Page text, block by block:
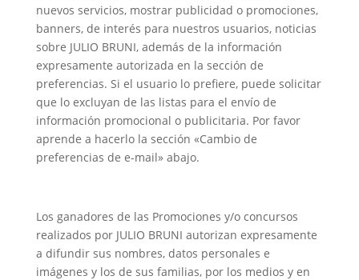
nuevos servicios, mostrar publicidad o promociones,
banners, de interés para nuestros usuarios, noticias
sobre JULIO BRUNI, además de la información
expresamente autorizada en la sección de
preferencias. Si el usuario lo prefiere, puede solicitar
que lo excluyan de las listas para el envío de
información promocional o publicitaria. Por favor
aprende a hacerlo la sección «Cambio de
preferencias de e-mail» abajo.
Los ganadores de las Promociones y/o concursos
realizados por JULIO BRUNI autorizan expresamente
a difundir sus nombres, datos personales e
imágenes y los de sus familias, por los medios y en